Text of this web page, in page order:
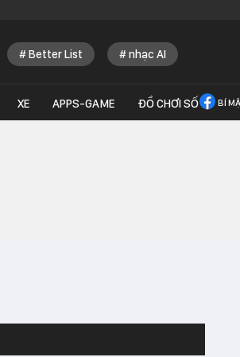
Better List nhạc AI
XE APPS-GAME ĐỒ CHƠI SỐ BÍ